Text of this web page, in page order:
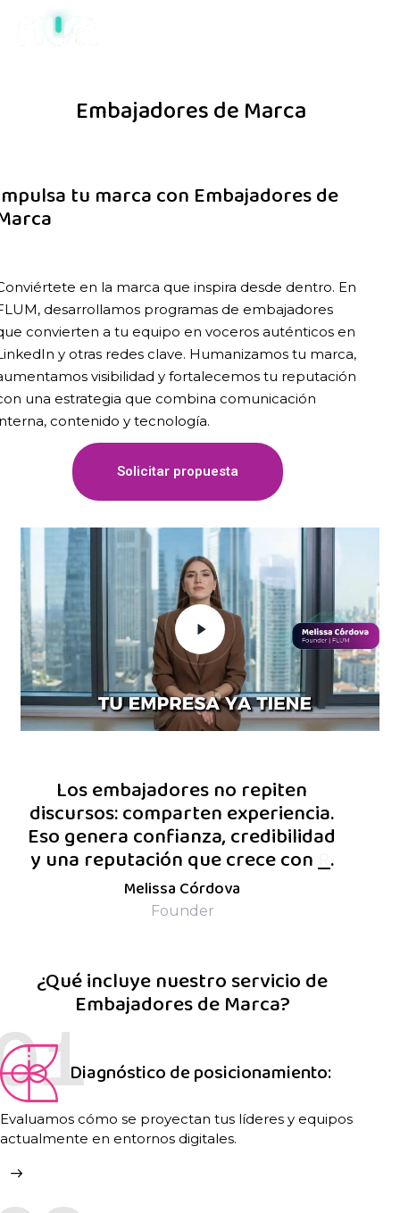
Embajadores de Marca
tu marca con Embajadores de
en la marca que inspira desde dentro. En
desarrollamos programas de embajadores
convierten a tu equipo en voceros auténticos en
y otras redes clave. Humanizamos tu marca,
visibilidad y fortalecemos tu reputación
una estrategia que combina comunicación
contenido y tecnología.
Solicitar propuesta
Los embajadores no repiten
discursos: comparten experiencia.
Eso genera confianza, credibilidad
y una reputación que crece con
Reputaci.
Melissa Córdova
¿Qué incluye nuestro servicio de
Evaluamos cómo se proyectan tus líderes y equipos